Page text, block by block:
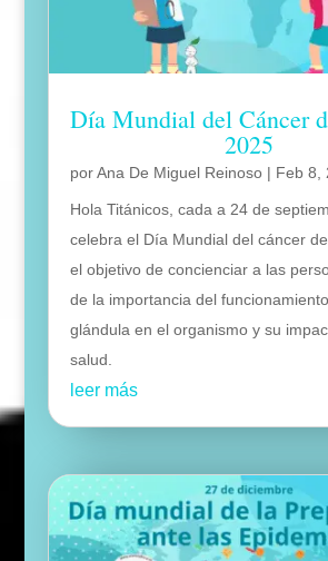
Día Mundial del Cáncer
2025
porAna De Miguel Reinoso| Feb 8,
Hola Titánicos, cada a 24 de
celebra el Día Mundial del cáncer
el objetivo de concienciar a las
de la importancia del
glándula en el organismo y su
salud.
leer más